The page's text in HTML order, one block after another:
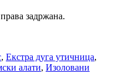
задржана.
, Екстра дуга утичница,
алати, Изоловани